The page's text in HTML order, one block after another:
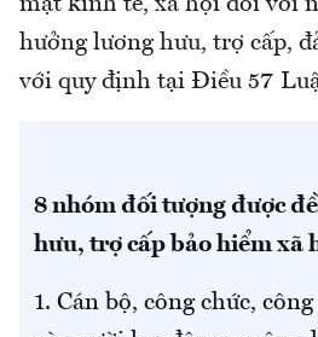
hưởng lương hưu, trợ cấp,
với quy định tại Điều 57
8 nhóm đối tượng được
hưu, trợ cấp bảo hiểm xã
1. Cán bộ, công chức,